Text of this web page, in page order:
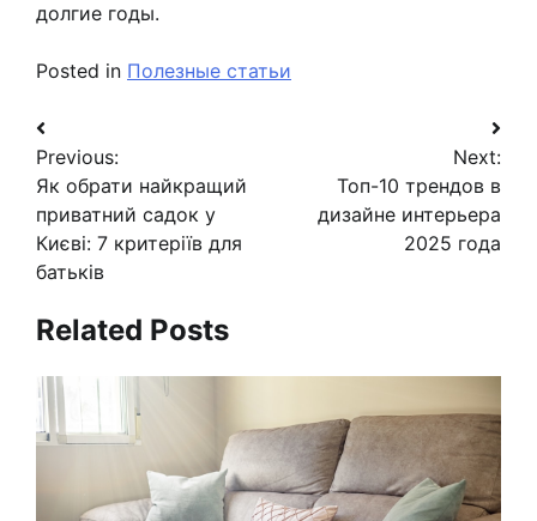
долгие годы.
Posted in Полезные статьи
Навигация
по
записям
Previous:
Як обрати найкращий
приватний садок у
Києві: 7 критеріїв для
батьків
Next:
Топ-10 трендов в
дизайне интерьера
2025 года
Related Posts